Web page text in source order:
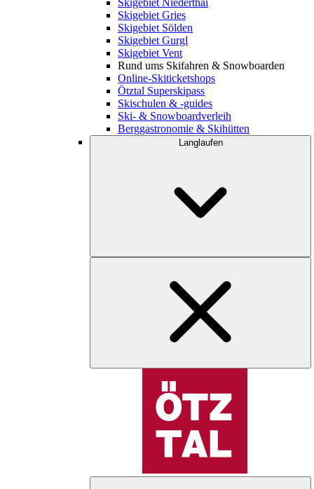
Skigebiet Niederthai
Skigebiet Gries
Skigebiet Sölden
Skigebiet Gurgl
Skigebiet Vent
Rund ums Skifahren & Snowboarden
Online-Skiticketshops
Ötztal Superskipass
Skischulen & -guides
Ski- & Snowboardverleih
Berggastronomie & Skihütten
Langlaufen